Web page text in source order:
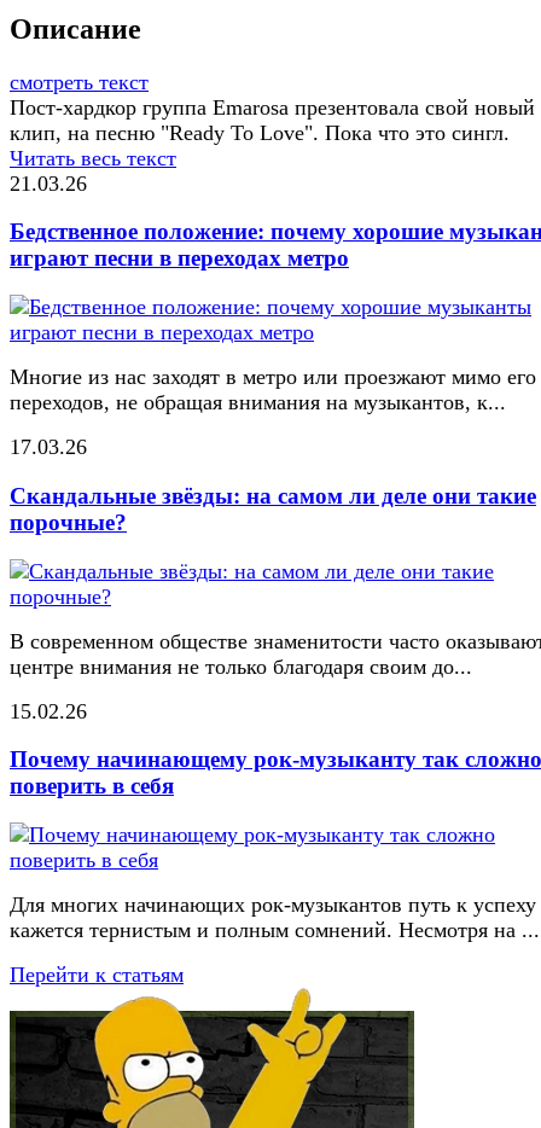
Описание
смотреть текст
Пост-хардкор группа Emarosa презентовала свой новый
клип, на песню "Ready To Love". Пока что это сингл.
Читать весь текст
21.03.26
Бедственное положение: почему хорошие
играют песни в переходах метро
Многие из нас заходят в метро или проезжают мимо его
переходов, не обращая внимания на музыкантов, к...
17.03.26
Скандальные звёзды: на самом ли деле они такие
порочные?
В современном обществе знаменитости часто
центре внимания не только благодаря своим до...
15.02.26
Почему начинающему рок-музыканту так сложно
поверить в себя
Для многих начинающих рок-музыкантов путь к успеху
кажется тернистым и полным сомнений. Несмотря на ...
Перейти к статьям